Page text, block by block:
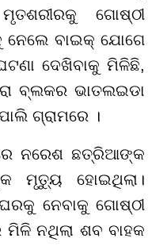
ଗୋଷ୍ଠୀ
ବାଇକ୍ ଯୋଗେ
ଦେଖିବାକୁ ମିଳିଛି,
ବ୍ଲକର ଭାତଲଇଡା
ଗ୍ରାମରେ ।
ନରେଶ ଛତ୍ରିଆଙ୍କ
ମୃତ୍ୟୁ ହୋଇଥିଲା।
ନେବାକୁ ଗୋଷ୍ଠୀ
ମିଳି ନଥିଲା ଶବ ବାହକ